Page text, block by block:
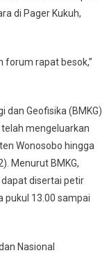
di Pager Kukuh,
forum rapat besok,”
dan Geofisika (BMKG)
mengeluarkan
Wonosobo hingga
Menurut BMKG,
disertai petir
pukul 13.00 sampai
Nasional